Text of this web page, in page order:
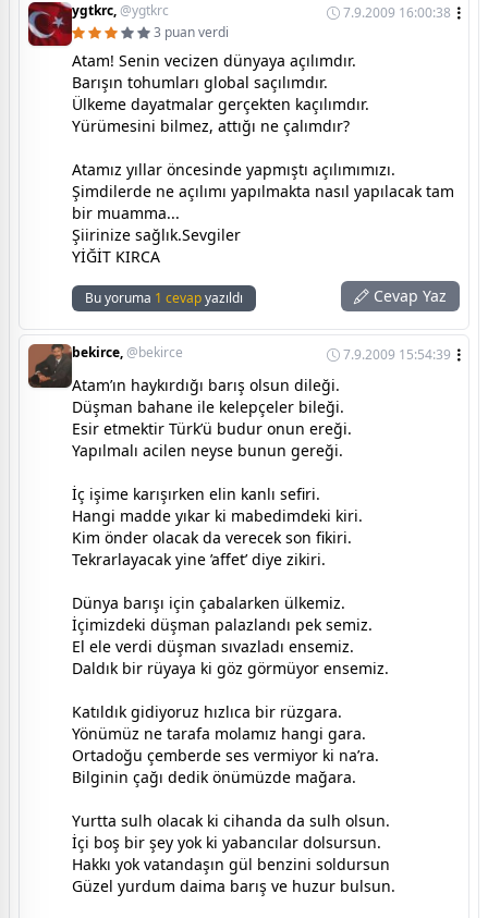
ygtkrc,@ygtkrc
7.9.2009 16:00:38
3 puan verdi
Atam! Senin vecizen dünyaya açılımdır.
Barışın tohumları global saçılımdır.
Ülkeme dayatmalar gerçekten kaçılımdır.
Yürümesini bilmez, attığı ne çalımdır?
Atamız yıllar öncesinde yapmıştı açılımımızı.
Şimdilerde ne açılımı yapılmakta nasıl yapılacak tam
bir muamma...
Şiirinize sağlık.Sevgiler
YİĞİT KIRCA
Bu yoruma 1 cevapyazıldı Cevap Yaz
bekirce,@bekirce 7.9.2009 15:54:39
Atam’ın haykırdığı barış olsun dileği.
Düşman bahane ile kelepçeler bileği.
Esir etmektir Türk’ü budur onun ereği.
Yapılmalı acilen neyse bunun gereği.
İç işime karışırken elin kanlı sefiri.
Hangi madde yıkar ki mabedimdeki kiri.
Kim önder olacak da verecek son fikiri.
Tekrarlayacak yine ’affet’ diye zikiri.
Dünya barışı için çabalarken ülkemiz.
İçimizdeki düşman palazlandı pek semiz.
El ele verdi düşman sıvazladı ensemiz.
Daldık bir rüyaya ki göz görmüyor ensemiz.
Katıldık gidiyoruz hızlıca bir rüzgara.
Yönümüz ne tarafa molamız hangi gara.
Ortadoğu çemberde ses vermiyor ki na’ra.
Bilginin çağı dedik önümüzde mağara.
Yurtta sulh olacak ki cihanda da sulh olsun.
İçi boş bir şey yok ki yabancılar dolsursun.
Hakkı yok vatandaşın gül benzini soldursun
Güzel yurdum daima barış ve huzur bulsun.